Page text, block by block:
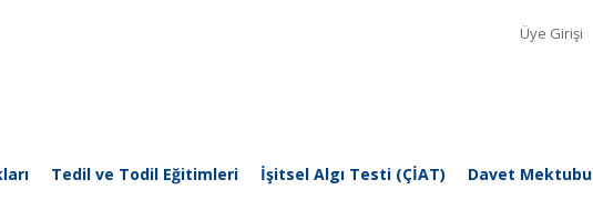
Üye Girişi
Tedil ve Todil Eğitimleri İşitsel Algı Testi (ÇİAT) Davet Mektubu